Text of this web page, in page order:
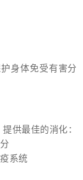
身体免受有害分
供最佳的消化：
系统